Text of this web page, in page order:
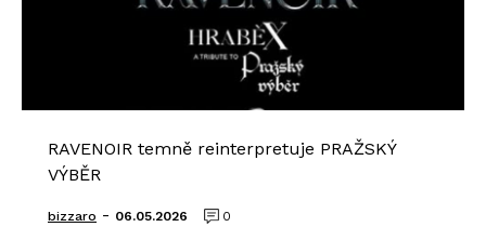
RAVENOIR temně reinterpretuje PRAŽSKÝ
VÝBĚR
bizzaro - 06.05.2026 0